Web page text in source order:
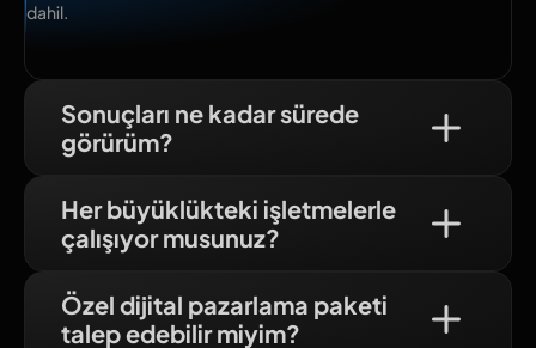
dahil.
Sonuçları ne kadar sürede
görürüm?
Her büyüklükteki işletmelerle
çalışıyor musunuz?
Özel dijital pazarlama paketi
talep edebilir miyim?